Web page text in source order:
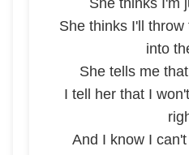
She thinks I'm
She thinks I'll
into
She tells me
I tell her that I
And I know I